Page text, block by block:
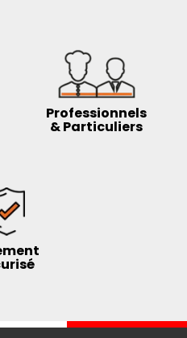
Professionnels
& Particuliers